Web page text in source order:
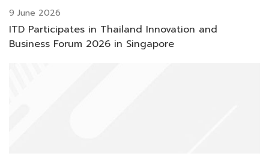
9 June 2026
ITD Participates in Thailand Innovation and
Business Forum 2026 in Singapore